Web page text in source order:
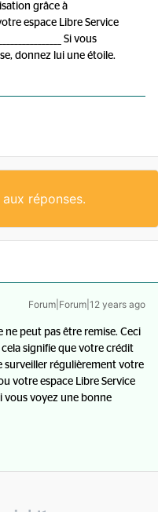
grâce à
espace Libre Service
Si vous
donnez lui une étoile.
réponses.
Forum|Forum|12 years ago
ne peut pas être remise. Ceci
signifie que votre crédit
surveiller régulièrement votre
votre espace Libre Service
Si vous voyez une bonne